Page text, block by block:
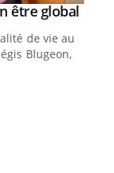
être global
de vie au
Blugeon,